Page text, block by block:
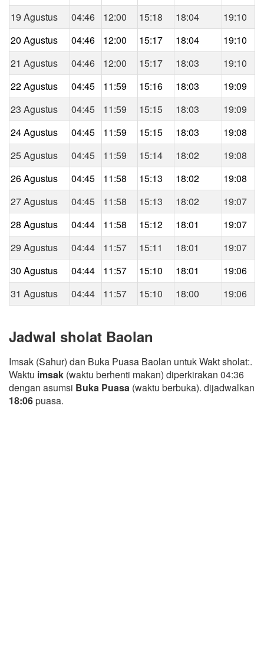
19 Agustus
04:46 12:00 15:18 18:04
19:10
20 Agustus
04:46 12:00 15:17 18:04
19:10
21 Agustus
04:46 12:00 15:17 18:03
19:10
22 Agustus
04:45 11:59 15:16 18:03
19:09
23 Agustus
04:45 11:59 15:15 18:03
19:09
24 Agustus
04:45 11:59 15:15 18:03
19:08
25 Agustus
04:45 11:59 15:14 18:02
19:08
26 Agustus
04:45 11:58 15:13 18:02
19:08
27 Agustus
04:45 11:58 15:13 18:02
19:07
28 Agustus
04:44 11:58 15:12 18:01
19:07
29 Agustus
04:44 11:57 15:11 18:01
19:07
30 Agustus
04:44 11:57 15:10 18:01
19:06
31 Agustus
04:44 11:57 15:10 18:00 19:06
Jadwal sholat Baolan
Imsak (Sahur) dan Buka Puasa Baolan untuk Wakt sholat:.
Waktu imsak (waktu berhenti makan) diperkirakan 04:36
dengan asumsi Buka Puasa (waktu berbuka). dijadwalkan
18:06puasa.